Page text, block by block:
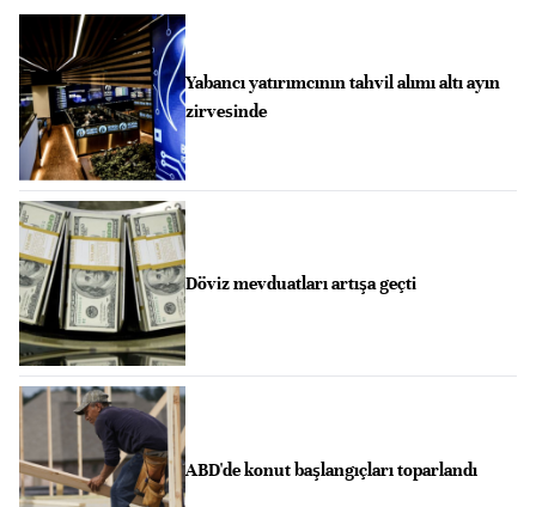
Yabancı yatırımcının tahvil alımı altı ayın
zirvesinde
Döviz mevduatları artışa geçti
ABD'de konut başlangıçları toparlandı